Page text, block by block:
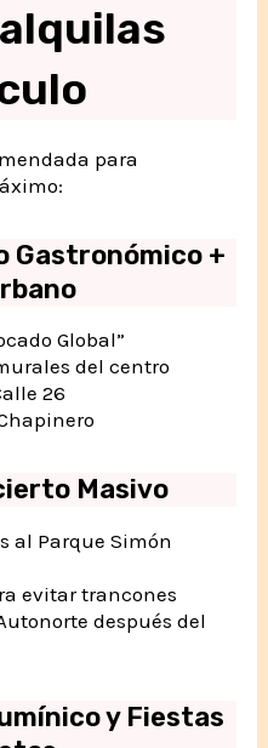
para
Gastronómico +
Global”
del centro
26
Masivo
al Parque Simón
evitar trancones
después del
y Fiestas